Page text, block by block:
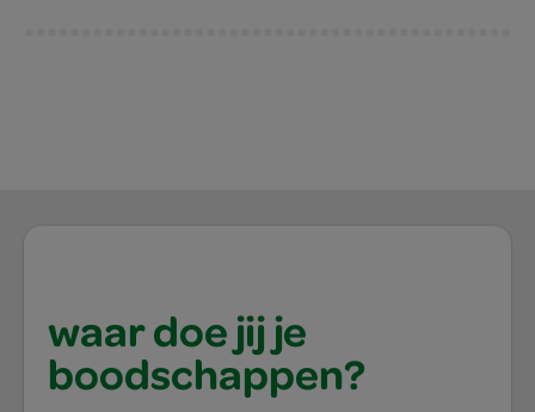
waar doe jij je
boodschappen?